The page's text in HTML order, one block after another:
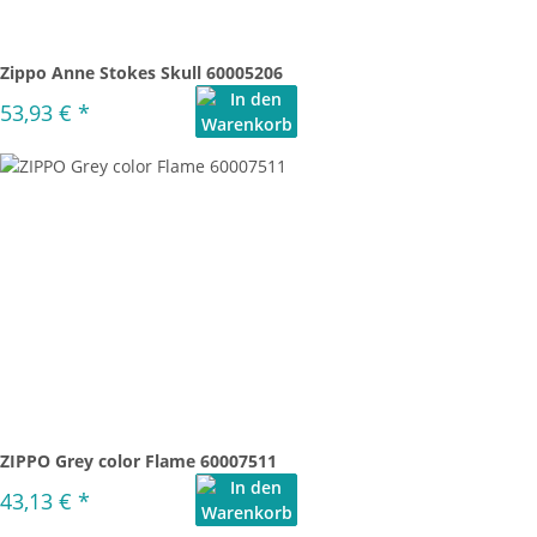
Zippo Anne Stokes Skull 60005206
53,93 € *
ZIPPO Grey color Flame 60007511
43,13 € *